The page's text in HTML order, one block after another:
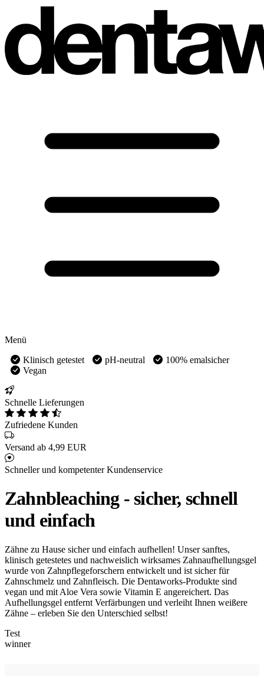
Menü
Klinisch getestet
pH-neutral
100% emalsicher
Vegan
Schnelle Lieferungen
Zufriedene Kunden
Versand ab 4,99 EUR
Schneller und kompetenter Kundenservice
Zahnbleaching - sicher, schnell
und einfach
Zähne zu Hause sicher und einfach aufhellen! Unser sanftes,
klinisch getestetes und nachweislich wirksames Zahnaufhellungsgel
wurde von Zahnpflegeforschern entwickelt und ist sicher für
Zahnschmelz und Zahnfleisch. Die Dentaworks-Produkte sind
vegan und mit Aloe Vera sowie Vitamin E angereichert. Das
Aufhellungsgel entfernt Verfärbungen und verleiht Ihnen weißere
Zähne – erleben Sie den Unterschied selbst!
Test
winner